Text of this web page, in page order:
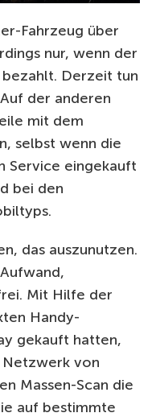
Fahrzeug über
nur, wenn der
Derzeit tun
der anderen
mit dem
selbst wenn die
Service eingekauft
bei den
das auszunutzen.
Mit Hilfe der
Handy-
gekauft hatten,
Netzwerk von
Massen-Scan die
auf bestimmte